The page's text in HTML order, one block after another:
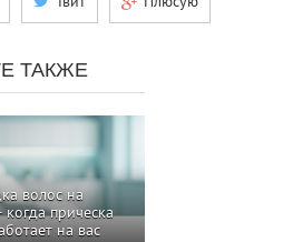
ТАКЖЕ
волос на
когда прическа
на вас